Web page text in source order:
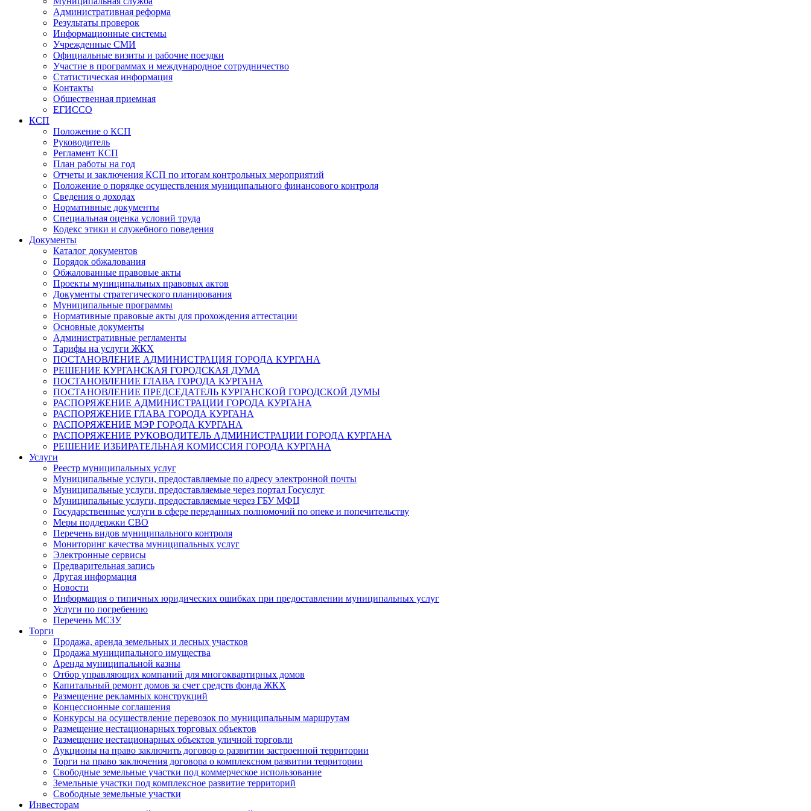
Административная реформа
Результаты проверок
Информационные системы
Учрежденные СМИ
Официальные визиты и рабочие поездки
Участие в программах и международное сотрудничество
Статистическая информация
Контакты
Общественная приемная
ЕГИССО
КСП
Положение о КСП
Руководитель
Регламент КСП
План работы на год
Отчеты и заключения КСП по итогам контрольных мероприятий
Положение о порядке осуществления муниципального финансового контроля
Сведения о доходах
Нормативные документы
Специальная оценка условий труда
Кодекс этики и служебного поведения
Документы
Каталог документов
Порядок обжалования
Обжалованные правовые акты
Проекты муниципальных правовых актов
Документы стратегического планирования
Муниципальные программы
Нормативные правовые акты для прохождения аттестации
Основные документы
Административные регламенты
Тарифы на услуги ЖКХ
ПОСТАНОВЛЕНИЕ АДМИНИСТРАЦИЯ ГОРОДА КУРГАНА
РЕШЕНИЕ КУРГАНСКАЯ ГОРОДСКАЯ ДУМА
ПОСТАНОВЛЕНИЕ ГЛАВА ГОРОДА КУРГАНА
ПОСТАНОВЛЕНИЕ ПРЕДСЕДАТЕЛЬ КУРГАНСКОЙ ГОРОДСКОЙ ДУМЫ
РАСПОРЯЖЕНИЕ АДМИНИСТРАЦИИ ГОРОДА КУРГАНА
РАСПОРЯЖЕНИЕ ГЛАВА ГОРОДА КУРГАНА
РАСПОРЯЖЕНИЕ МЭР ГОРОДА КУРГАНА
РАСПОРЯЖЕНИЕ РУКОВОДИТЕЛЬ АДМИНИСТРАЦИИ ГОРОДА КУРГАНА
РЕШЕНИЕ ИЗБИРАТЕЛЬНАЯ КОМИССИЯ ГОРОДА КУРГАНА
Услуги
Реестр муниципальных услуг
Муниципальные услуги, предоставляемые по адресу электронной почты
Муниципальные услуги, предоставляемые через портал Госуслуг
Муниципальные услуги, предоставляемые через ГБУ МФЦ
Государственные услуги в сфере переданных полномочий по опеке и попечительству
Меры поддержки СВО
Перечень видов муниципального контроля
Мониторинг качества муниципальных услуг
Электронные сервисы
Предварительная запись
Другая информация
Новости
Информация о типичных юридических ошибках при предоставлении муниципальных услуг
Услуги по погребению
Перечень МСЗУ
Торги
Продажа, аренда земельных и лесных участков
Продажа муниципального имущества
Аренда муниципальной казны
Отбор управляющих компаний для многоквартирных домов
Капитальный ремонт домов за счет средств фонда ЖКХ
Размещение рекламных конструкций
Концессионные соглашения
Конкурсы на осуществление перевозок по муниципальным маршрутам
Размещение нестационарных торговых объектов
Размещение нестационарных объектов уличной торговли
Аукционы на право заключить договор о развитии застроенной территории
Торги на право заключения договора о комплексном развитии территории
Свободные земельные участки под коммерческое использование
Земельные участки под комплексное развитие территорий
Свободные земельные участки
Инвесторам